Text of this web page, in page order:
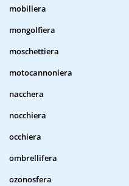
mobiliera
mongolfiera
moschettiera
motocannoniera
nacchera
nocchiera
occhiera
ombrellifera
ozonosfera